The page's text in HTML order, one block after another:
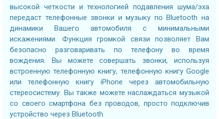
высокой четкости и технологией подавления шума/эха
передаст телефонные звонки и музыку по Bluetooth на
динамики Вашего автомобиля с минимальными
искажениями. Функция громкой связи позволяет Вам
безопасно разговаривать по телефону во время
вождения. Вы можете совершать звонки, используя
встроенную телефонную книгу, телефонную книгу Google
или телефонную книгу iPhone через автомобильную
стереосистему. Вы также можете наслаждаться музыкой
со своего смартфона без проводов, просто подключив
устройство через Bluetooth.